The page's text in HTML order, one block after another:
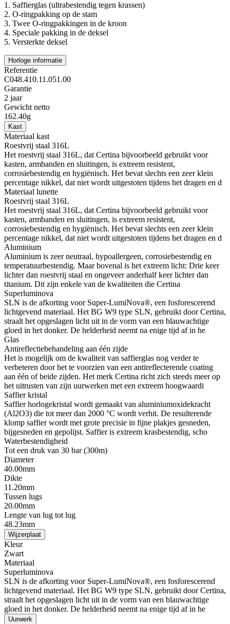
1. Saffierglas (ultrabestendig tegen krassen)
2. O-ringpakking op de stam
3. Twee O-ringpakkingen in de kroon
4. Speciale pakking in de deksel
5. Versterkte deksel
Horloge informatie
Referentie
C048.410.11.051.00
Garantie
2 jaar
Gewicht netto
162.40g
Kast
Materiaal kast
Roestvrij staal 316L
Het roestvrij staal 316L, dat Certina bijvoorbeeld gebruikt voor
kasten, armbanden en sluitingen, is extreem resistent,
corrosiebestendig en hygiënisch. Het bevat slechts een zeer klein
percentage nikkel, dat niet wordt uitgestoten tijdens het dragen en d
Materiaal lunette
Roestvrij staal 316L
Het roestvrij staal 316L, dat Certina bijvoorbeeld gebruikt voor
kasten, armbanden en sluitingen, is extreem resistent,
corrosiebestendig en hygiënisch. Het bevat slechts een zeer klein
percentage nikkel, dat niet wordt uitgestoten tijdens het dragen en d
Aluminium
Aluminium is zeer neutraal, hypoallergeen, corrosiebestendig en
temperatuurbestendig. Maar bovenal is het extreem licht: Drie keer
lichter dan roestvrij staal en ongeveer anderhalf keer lichter dan
titanium. Dit zijn enkele van de kwaliteiten die Certina
Superluminova
SLN is de afkorting voor Super-LumiNova®, een fosforescerend
lichtgevend materiaal. Het BG W9 type SLN, gebruikt door Certina,
straalt het opgeslagen licht uit in de vorm van een blauwachtige
gloed in het donker. De helderheid neemt na enige tijd af in he
Glas
Antireflectiebehandeling aan één zijde
Het is mogelijk om de kwaliteit van saffierglas nog verder te
verbeteren door het te voorzien van een antireflecterende coating
aan één of beide zijden. Het merk Certina richt zich steeds meer op
het uitrusten van zijn uurwerken met een extreem hoogwaardi
Saffier kristal
Saffier horlogekristal wordt gemaakt van aluminiumoxidekracht
(Al2O3) die tot meer dan 2000 °C wordt verhit. De resulterende
klomp saffier wordt met grote precisie in fijne plakjes gesneden,
bijgesneden en gepolijst. Saffier is extreem krasbestendig, scho
Waterbestendigheid
Tot een druk van 30 bar (300m)
Diameter
40.00mm
Dikte
11.20mm
Tussen lugs
20.00mm
Lengte van lug tot lug
48.23mm
Wijzerplaat
Kleur
Zwart
Materiaal
Superluminova
SLN is de afkorting voor Super-LumiNova®, een fosforescerend
lichtgevend materiaal. Het BG W9 type SLN, gebruikt door Certina,
straalt het opgeslagen licht uit in de vorm van een blauwachtige
gloed in het donker. De helderheid neemt na enige tijd af in he
Uurwerk